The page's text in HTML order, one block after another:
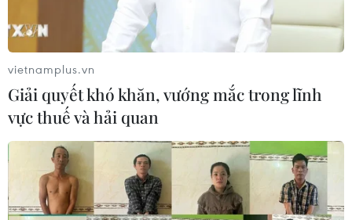
da và chảy máu. Đến sáng 8/1, các em học sinh đã đi
học bình thường.
vietnamplus.vn
Giải quyết khó khăn, vướng mắc trong lĩnh
vực thuế và hải quan